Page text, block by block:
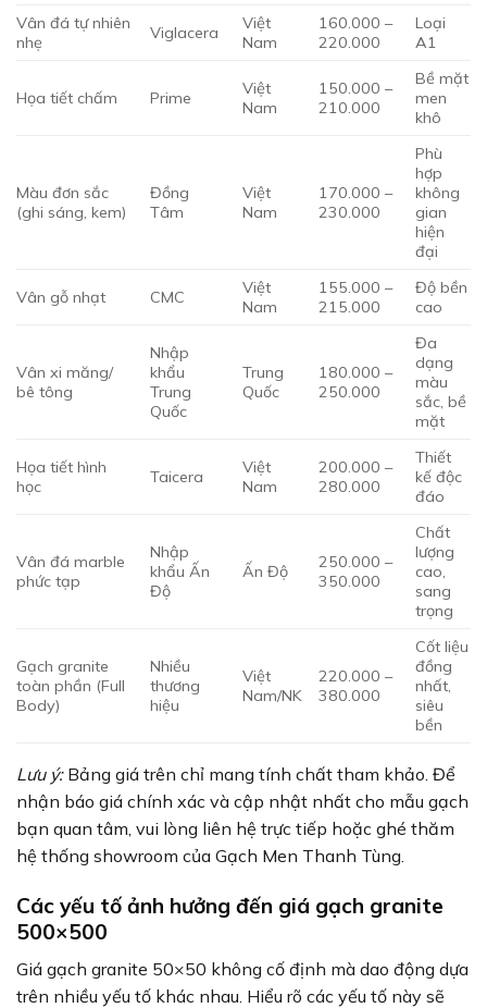
Vân đá tự nhiên
nhẹ
Viglacera
Việt
Nam
160.000 –
220.000
Loại
A1
Họa tiết chấm Prime
Việt
Nam
150.000 –
210.000
Bề mặt
men
khô
Màu đơn sắc
(ghi sáng, kem)
Đồng
Tâm
Việt
Nam
170.000 –
230.000
Phù
hợp
không
gian
hiện
đại
Vân gỗ nhạt CMC
Việt
Nam
155.000 –
215.000
Độ bền
cao
Vân xi măng/
bê tông
Nhập
khẩu
Trung
Quốc
Trung
Quốc
180.000 –
250.000
Đa
dạng
màu
sắc, bề
mặt
Họa tiết hình
học
Taicera
Việt
Nam
200.000 –
280.000
Thiết
kế độc
đáo
Vân đá marble
phức tạp
Nhập
khẩu Ấn
Độ
Ấn Độ
250.000 –
350.000
Chất
lượng
cao,
sang
trọng
Gạch granite
toàn phần (Full
Body)
Nhiều
thương
hiệu
Việt
Nam/NK
220.000 –
380.000
Cốt liệu
đồng
nhất,
siêu
bền
Lưu ý:Bảng giá trên chỉ mang tính chất tham khảo. Để
nhận báo giá chính xác và cập nhật nhất cho mẫu gạch
bạn quan tâm, vui lòng liên hệ trực tiếp hoặc ghé thăm
hệ thống showroom của Gạch Men Thanh Tùng.
Các yếu tố ảnh hưởng đến giá gạch granite
500×500
Giá gạch granite 50×50 không cố định mà dao động dựa
trên nhiều yếu tố khác nhau. Hiểu rõ các yếu tố này sẽ